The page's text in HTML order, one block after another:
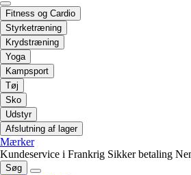
Fitness og Cardio
Styrketræning
Krydstræning
Yoga
Kampsport
Tøj
Sko
Udstyr
Afslutning af lager
Mærker
Kundeservice i Frankrig Sikker betaling
Søg